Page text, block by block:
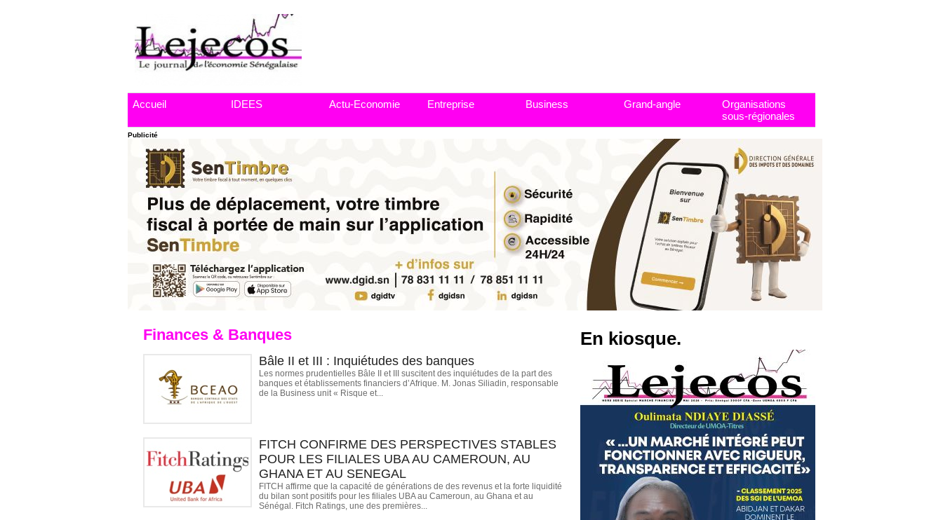
Accueil IDEES Actu-Economie Entreprise Business Grand-angle
Organisations
sous-régionales
Publicité
Finances & Banques
Bâle II et III : Inquiétudes des banques
Les normes prudentielles Bâle II et III suscitent des inquiétudes de la part des
banques et établissements financiers d’Afrique. M. Jonas Siliadin, responsable
de la Business unit « Risque et...
FITCH CONFIRME DES PERSPECTIVES STABLES
POUR LES FILIALES UBA AU CAMEROUN, AU
GHANA ET AU SENEGAL
FITCH affirme que la capacité de générations de des revenus et la forte liquidité
du bilan sont positifs pour les filiales UBA au Cameroun, au Ghana et au
Sénégal. Fitch Ratings, une des premières...
En kiosque.